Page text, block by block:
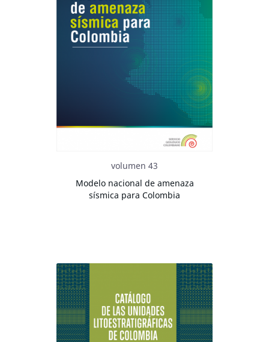
volumen 43
Modelo nacional de amenaza
sísmica para Colombia